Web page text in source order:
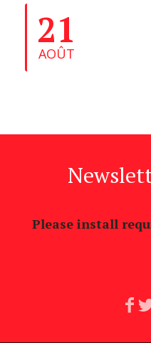
21
AOÛT
Please install